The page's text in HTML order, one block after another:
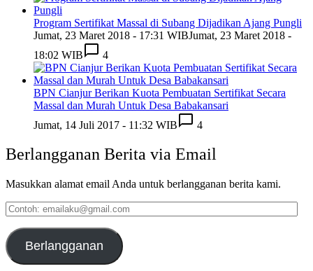
Program Sertifikat Massal di Subang Dijadikan Ajang Pungli
Jumat, 23 Maret 2018 - 17:31 WIBJumat, 23 Maret 2018 -
18:02 WIB
4
BPN Cianjur Berikan Kuota Pembuatan Sertifikat Secara
Massal dan Murah Untuk Desa Babakansari
Jumat, 14 Juli 2017 - 11:32 WIB
4
Berlangganan Berita via Email
Masukkan alamat email Anda untuk berlangganan berita kami.
Contoh:
emailaku@gmail.com
Berlangganan